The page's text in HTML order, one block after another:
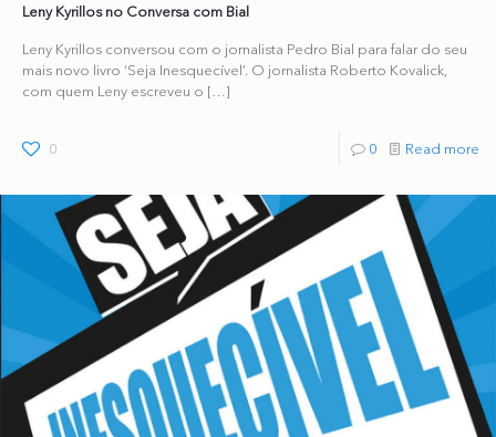
Leny Kyrillos no Conversa com Bial
Leny Kyrillos conversou com o jornalista Pedro Bial para falar do seu
mais novo livro ‘Seja Inesquecível’. O jornalista Roberto Kovalick,
com quem Leny escreveu o […]
0 0 Read more